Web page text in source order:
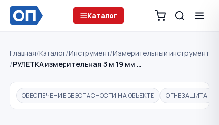
Каталог
Главная/Каталог/Инструмент/Измерительный инструмент
/РУЛЕТКА измерительная 3 м 19 мм …
ОБЕСПЕЧЕНИЕ БЕЗОПАСНОСТИ НА ОБЪЕКТЕ ОГНЕЗАЩИТА